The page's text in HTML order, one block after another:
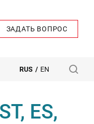
ЗАДАТЬ ВОПРОС
RUS / EN
ES,